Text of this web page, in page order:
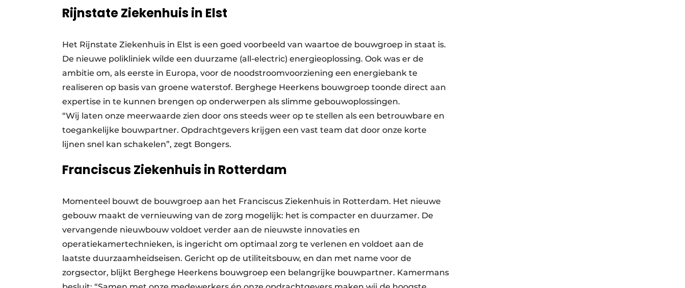
Rijnstate Ziekenhuis in Elst
Het Rijnstate Ziekenhuis in Elst is een goed voorbeeld van waartoe de bouwgroep in staat is.
De nieuwe polikliniek wilde een duurzame (all-electric) energieoplossing. Ook was er de
ambitie om, als eerste in Europa, voor de noodstroomvoorziening een energiebank te
realiseren op basis van groene waterstof. Berghege Heerkens bouwgroep toonde direct aan
expertise in te kunnen brengen op onderwerpen als slimme gebouwoplossingen.
“Wij laten onze meerwaarde zien door ons steeds weer op te stellen als een betrouwbare en
toegankelijke bouwpartner. Opdrachtgevers krijgen een vast team dat door onze korte
lijnen snel kan schakelen”, zegt Bongers.
Franciscus Ziekenhuis in Rotterdam
Momenteel bouwt de bouwgroep aan het Franciscus Ziekenhuis in Rotterdam. Het nieuwe
gebouw maakt de vernieuwing van de zorg mogelijk: het is compacter en duurzamer. De
vervangende nieuwbouw voldoet verder aan de nieuwste innovaties en
operatiekamertechnieken, is ingericht om optimaal zorg te verlenen en voldoet aan de
laatste duurzaamheidseisen. Gericht op de utiliteitsbouw, en dan met name voor de
zorgsector, blijkt Berghege Heerkens bouwgroep een belangrijke bouwpartner. Kamermans